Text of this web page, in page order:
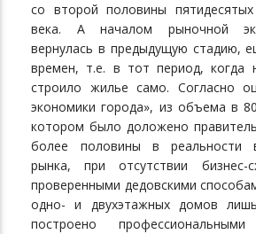
со второй половины
века. А началом рыночной
вернулась в предыдущую стадию,
времен, т.е. в тот период, когда
строило жилье само. Согласно
экономики города», из объема в
котором было доложено
более половины в реальности
рынка, при отсутствии
проверенными дедовскими
одно- и двухэтажных домов
построено профессиональными